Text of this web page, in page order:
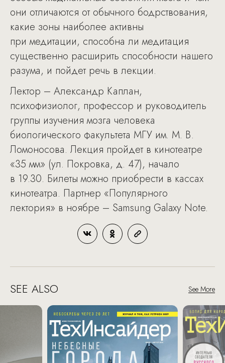
они отличаются от обычного бодрствования,
какие зоны наиболее активны
при медитации, способна ли медитация
существенно расширить способности нашего
разума, и пойдет речь в лекции.
Лектор – Александр Каплан,
психофизиолог, профессор и руководитель
группы изучения мозга человека
биологического факультета МГУ им. М. В.
Ломоносова. Лекция пройдет в кинотеатре
«35 мм» (ул. Покровка, д. 47), начало
в 19.30. Билеты можно приобрести в кассах
кинотеатра. Партнер «Популярного
лектория» в ноябре – Samsung Galaxy Note.
SEE ALSO See More